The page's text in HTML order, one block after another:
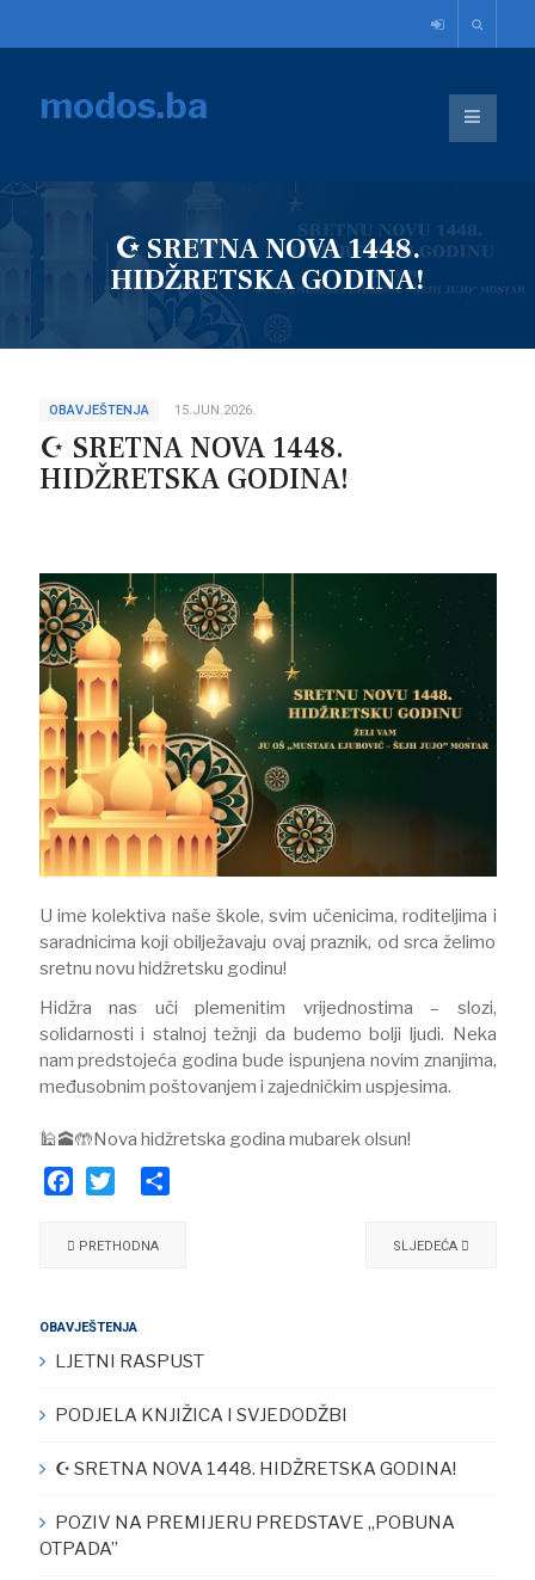
modos.ba
☪︎ SRETNA NOVA 1448.
HIDŽRETSKA GODINA!
OBAVJEŠTENJA 15.JUN.2026.
☪︎ SRETNA NOVA 1448.
HIDŽRETSKA GODINA!
U ime kolektiva naše škole, svim učenicima, roditeljima i
saradnicima koji obilježavaju ovaj praznik, od srca želimo
sretnu novu hidžretsku godinu!
​Hidžra nas uči plemenitim vrijednostima – slozi,
solidarnosti i stalnoj težnji da budemo bolji ljudi. Neka
nam predstojeća godina bude ispunjena novim znanjima,
međusobnim poštovanjem i zajedničkim uspjesima.
🕌🕋🤲​Nova hidžretska godina mubarek olsun!
PRETHODNA SLJEDEĆA
OBAVJEŠTENJA
LJETNI RASPUST
PODJELA KNJIŽICA I SVJEDODŽBI
☪︎ SRETNA NOVA 1448. HIDŽRETSKA GODINA!
POZIV NA PREMIJERU PREDSTAVE „POBUNA
OTPADA”